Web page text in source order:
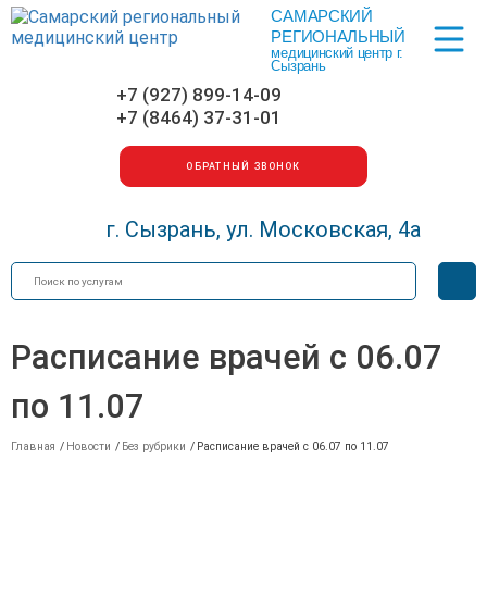
г. Сызрань, ул. Московская, 4а
САМАРСКИЙ
РЕГИОНАЛЬНЫЙ
медицинский центр г.
Сызрань
Меню
+7 (927) 899-14-09
+7 (8464) 37-31-01
ОБРАТНЫЙ ЗВОНОК
Расписание врачей с 06.07
по 11.07
Главная / Новости / Без рубрики / Расписание врачей с 06.07 по 11.07